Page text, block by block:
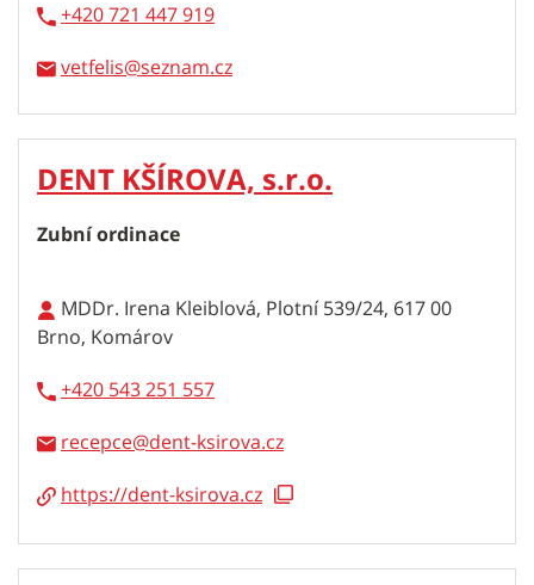
+420 721 447 919
vetfelis
DENT KŠÍROVA, s.r.o.
Zubní ordinace
MDDr. Irena Kleiblová, Plotní 539/24, 617 00
Brno, Komárov
+420 543 251 557
recepce
https://dent-ksirova.cz